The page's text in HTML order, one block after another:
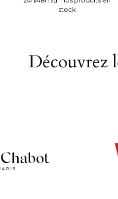
stock
Découvrez